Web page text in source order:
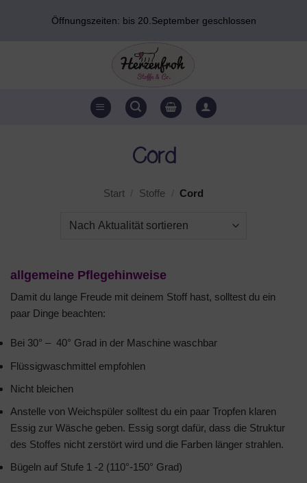
Öffnungszeiten: bis 20.September geschlossen
Cord
Start Stoffe Cord
allgemeine Pflegehinweise
Damit du lange Freude mit deinem Stoff hast, solltest du ein
paar Dinge beachten:
Bei 30° – 40° Grad in der Maschine waschbar
Flüssigwaschmittel empfohlen
Nicht bleichen
Anstelle von Weichspüler solltest du ein paar Tropfen klaren
Essig zur Wäsche geben. Essig sorgt dafür, dass die Struktur
des Stoffes nicht zerstört wird und die Farben länger strahlen.
Bügeln auf Stufe 1 -2 (110°-150° Grad)